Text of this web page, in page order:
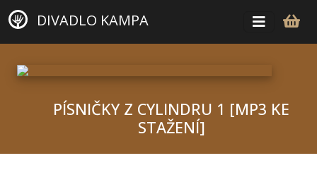
DIVADLO KAMPA
PÍSNIČKY Z CYLINDRU 1 [MP3 KE
STAŽENÍ]